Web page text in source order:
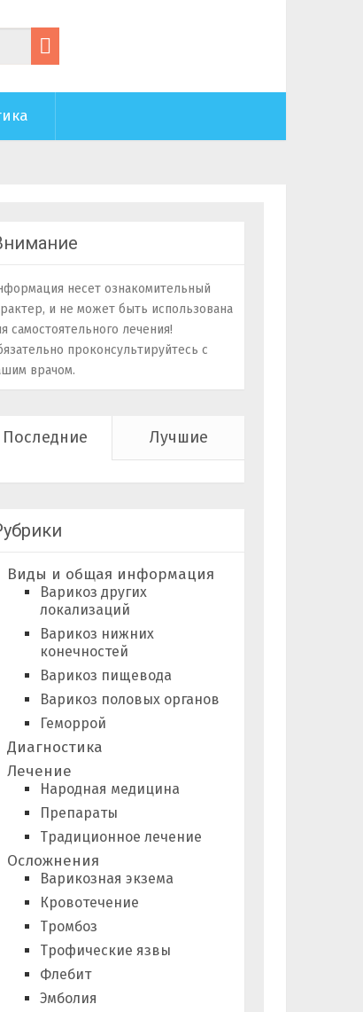
несет ознакомительный
и не может быть использована
самостоятельного лечения!
проконсультируйтесь с
врачом.
Последние Лучшие
Виды и общая информация
Варикоз других
локализаций
Варикоз нижних
конечностей
Варикоз пищевода
Варикоз половых органов
Геморрой
Диагностика
Лечение
Народная медицина
Препараты
Традиционное лечение
Осложнения
Варикозная экзема
Кровотечение
Тромбоз
Трофические язвы
Флебит
Эмболия